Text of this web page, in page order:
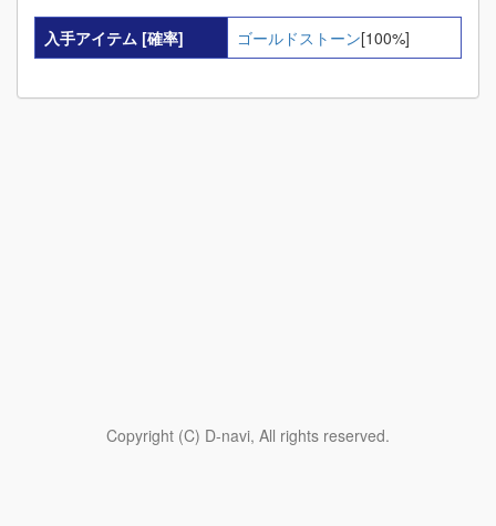
入手アイテム [確率] ゴールドストーン[100%]
Copyright (C) D-navi, All rights reserved.